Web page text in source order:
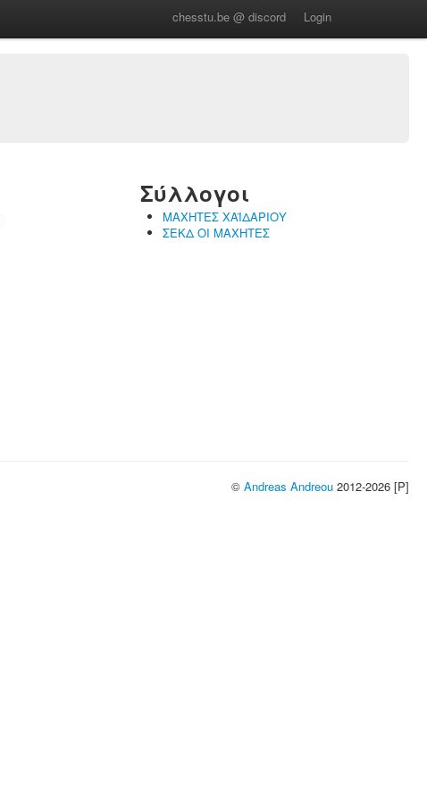
chesstu.be @ discord Login
Σύλλογοι
ΜΑΧΗΤΕΣ ΧΑΪΔΑΡΙΟΥ
ΣΕΚΔ ΟΙ ΜΑΧΗΤΕΣ
© Andreas Andreou 2012-2026 [P]